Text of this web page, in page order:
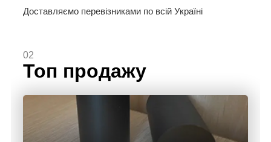
Доставляємо перевізниками по всій Україні
02
Топ продажу